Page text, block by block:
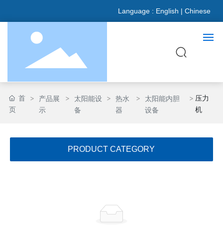
Language : English | Chinese
网站首页
首
页
产品展
示
太阳能设
备
热水
器
太阳能内胆
设备
压力
机
PRODUCT CATEGORY